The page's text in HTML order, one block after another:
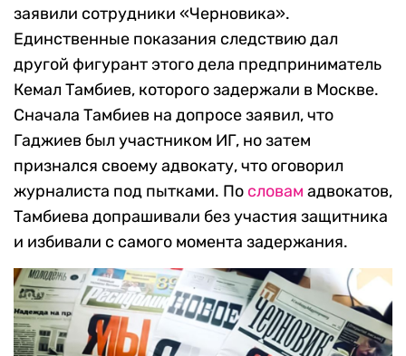
заявили сотрудники «Черновика».
Единственные показания следствию дал
другой фигурант этого дела предприниматель
Кемал Тамбиев, которого задержали в Москве.
Сначала Тамбиев на допросе заявил, что
Гаджиев был участником ИГ, но затем
признался своему адвокату, что оговорил
журналиста под пытками. По словам адвокатов,
Тамбиева допрашивали без участия защитника
и избивали с самого момента задержания.